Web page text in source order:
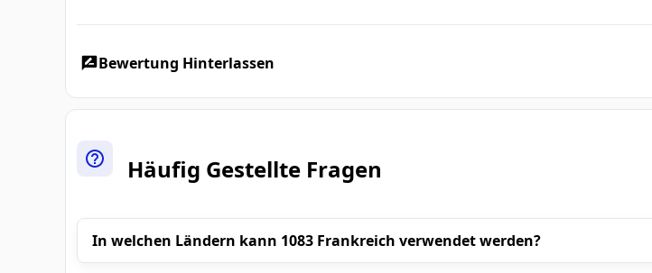
Bewertung Hinterlassen
Häufig Gestellte Fragen
In welchen Ländern kann 1083 Frankreich verwendet werden?